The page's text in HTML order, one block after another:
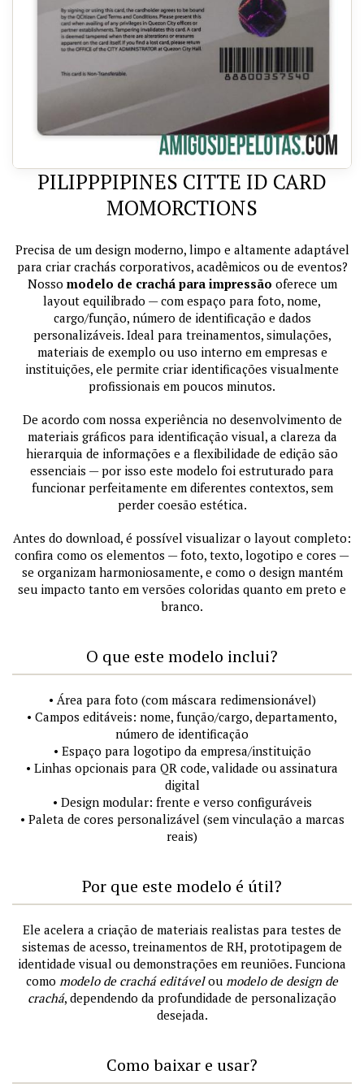
PILIPPPIPINES CITTE ID CARD
MOMORCTIONS
Precisa de um design moderno, limpo e altamente adaptável
para criar crachás corporativos, acadêmicos ou de eventos?
Nosso modelo de crachá para impressão oferece um
layout equilibrado — com espaço para foto, nome,
cargo/função, número de identificação e dados
personalizáveis. Ideal para treinamentos, simulações,
materiais de exemplo ou uso interno em empresas e
instituições, ele permite criar identificações visualmente
profissionais em poucos minutos.
De acordo com nossa experiência no desenvolvimento de
materiais gráficos para identificação visual, a clareza da
hierarquia de informações e a flexibilidade de edição são
essenciais — por isso este modelo foi estruturado para
funcionar perfeitamente em diferentes contextos, sem
perder coesão estética.
Antes do download, é possível visualizar o layout completo:
confira como os elementos — foto, texto, logotipo e cores —
se organizam harmoniosamente, e como o design mantém
seu impacto tanto em versões coloridas quanto em preto e
branco.
O que este modelo inclui?
• Área para foto (com máscara redimensionável)
• Campos editáveis: nome, função/cargo, departamento,
número de identificação
• Espaço para logotipo da empresa/instituição
• Linhas opcionais para QR code, validade ou assinatura
digital
• Design modular: frente e verso configuráveis
• Paleta de cores personalizável (sem vinculação a marcas
reais)
Por que este modelo é útil?
Ele acelera a criação de materiais realistas para testes de
sistemas de acesso, treinamentos de RH, prototipagem de
identidade visual ou demonstrações em reuniões. Funciona
como modelo de crachá editávelou modelo de design de
crachá, dependendo da profundidade de personalização
desejada.
Como baixar e usar?